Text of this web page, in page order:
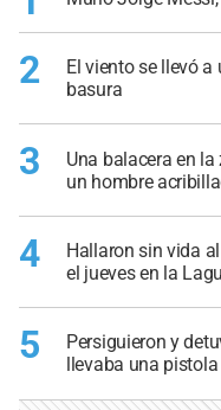
2
El viento se llevó
basura
3
Una balacera en
un hombre
4
Hallaron sin vida
el jueves en la
5
Persiguieron y
llevaba una